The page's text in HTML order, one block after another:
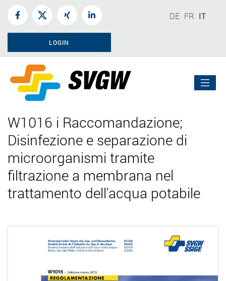
DE FR IT
LOGIN
W1016 i Raccomandazione;
Disinfezione e separazione di
microorganismi tramite
filtrazione a membrana nel
trattamento dell'acqua potabile